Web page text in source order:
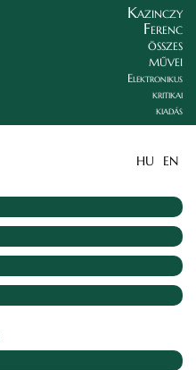
Kazinczy
Ferenc
összes
művei
Elektronikus
kritikai
kiadás
HU EN